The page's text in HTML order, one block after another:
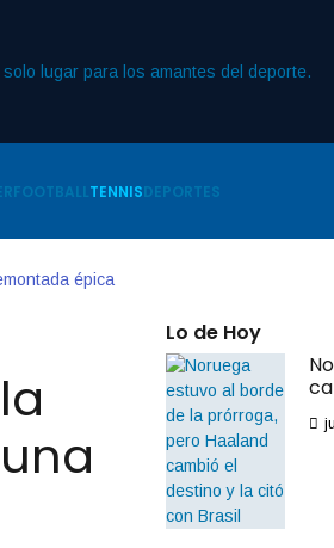
FOOTBALLTENNISDEPORTES
épica
Lo de Hoy